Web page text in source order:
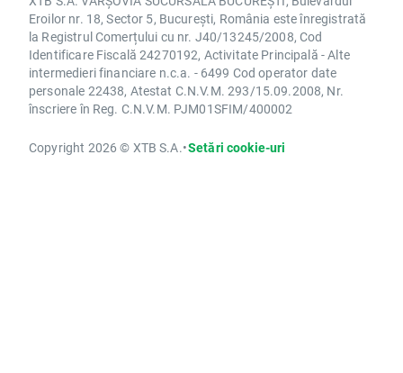
Eroilor nr. 18, Sector 5, București, România este înregistrată
la Registrul Comerțului cu nr. J40/13245/2008, Cod
Identificare Fiscală 24270192, Activitate Principală - Alte
intermedieri financiare n.c.a. - 6499 Cod operator date
personale 22438, Atestat C.N.V.M. 293/15.09.2008, Nr.
înscriere în Reg. C.N.V.M. PJM01SFIM/400002
Copyright 2026 © XTB S.A.•Setări cookie-uri